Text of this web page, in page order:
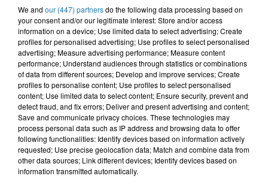
TITRES DIFFUSÉS
6h55
6h55
ONB
Allaoui
6h53
6h53
TIF
Minuit Daprès
6h50
6h50
MANAL
Wqita
We and our (447) partnersdo the following data processing based on
your consent and/or our legitimate interest: Store and/or access
information on a device; Use limited data to select advertising; Create
profiles for personalised advertising; Use profiles to select personalised
advertising; Measure advertising performance; Measure content
performance; Understand audiences through statistics or combinations
of data from different sources; Develop and improve services; Create
profiles to personalise content; Use profiles to select personalised
content; Use limited data to select content; Ensure security, prevent and
detect fraud, and fix errors; Deliver and present advertising and content;
Save and communicate privacy choices. These technologies may
process personal data such as IP address and browsing data to offer
following functionalities: Identify devices based on information actively
requested; Use precise geolocation data; Match and combine data from
other data sources; Link different devices; Identify devices based on
information transmitted automatically.